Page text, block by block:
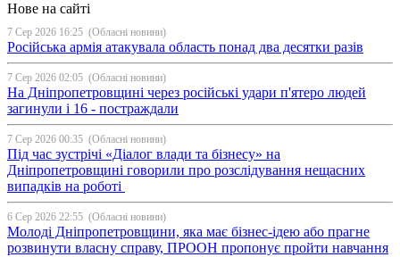
Нове на сайті
7 Сер 2026 16:25 (Обласні новини)
Російська армія атакувала область понад два десятки разів
7 Сер 2026 02:05 (Обласні новини)
На Дніпропетровщині через російські удари п'ятеро людей
загинули і 16 - постраждали
7 Сер 2026 00:35 (Обласні новини)
Під час зустрічі «Діалог влади та бізнесу» на
Дніпропетровщині говорили про розслідування нещасних
випадків на роботі
6 Сер 2026 22:55 (Обласні новини)
Молоді Дніпропетровщини, яка має бізнес-ідею або прагне
розвинути власну справу, ПРООН пропонує пройти навчання